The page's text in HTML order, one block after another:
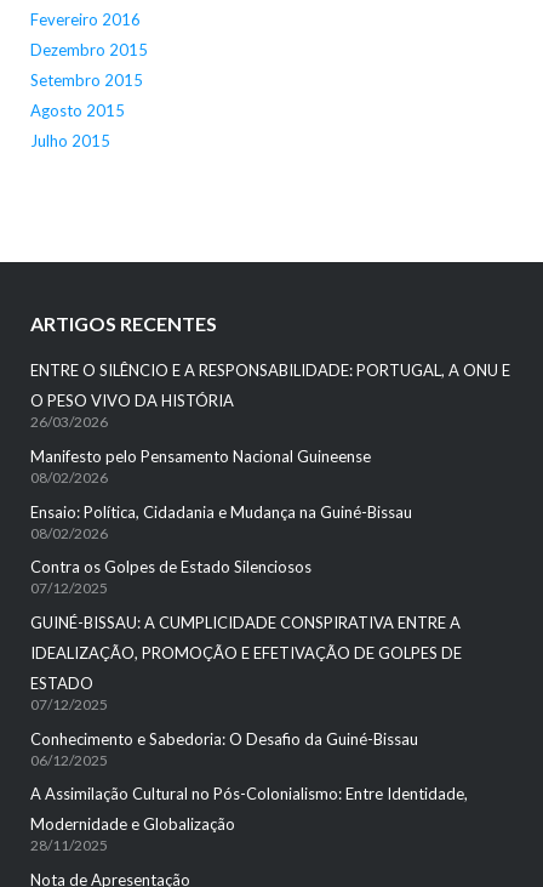
Fevereiro 2016
Dezembro 2015
Setembro 2015
Agosto 2015
Julho 2015
ARTIGOS RECENTES
ENTRE O SILÊNCIO E A RESPONSABILIDADE: PORTUGAL, A ONU E
O PESO VIVO DA HISTÓRIA
26/03/2026
Manifesto pelo Pensamento Nacional Guineense
08/02/2026
Ensaio: Política, Cidadania e Mudança na Guiné-Bissau
08/02/2026
Contra os Golpes de Estado Silenciosos
07/12/2025
GUINÉ-BISSAU: A CUMPLICIDADE CONSPIRATIVA ENTRE A
IDEALIZAÇÃO, PROMOÇÃO E EFETIVAÇÃO DE GOLPES DE
ESTADO
07/12/2025
Conhecimento e Sabedoria: O Desafio da Guiné-Bissau
06/12/2025
A Assimilação Cultural no Pós-Colonialismo: Entre Identidade,
Modernidade e Globalização
28/11/2025
Nota de Apresentação